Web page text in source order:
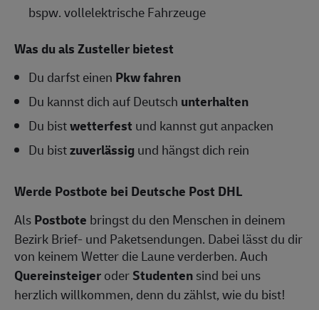
bspw. vollelektrische Fahrzeuge
Was du als Zusteller bietest
Du darfst einen Pkw fahren
Du kannst dich auf Deutsch unterhalten
Du bistwetterfest und kannst gut anpacken
Du bistzuverlässigund hängst dich rein
Werde Postbote bei Deutsche Post DHL
AlsPostbote bringst du den Menschen in deinem
Bezirk Brief- und Paketsendungen. Dabei lässt du dir
von keinem Wetter die Laune verderben. Auch
QuereinsteigeroderStudentensind bei uns
herzlich willkommen, denn du zählst, wie du bist!